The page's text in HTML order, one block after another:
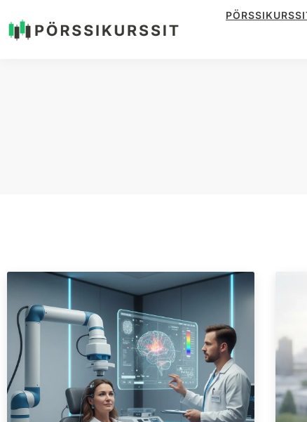
Siirry